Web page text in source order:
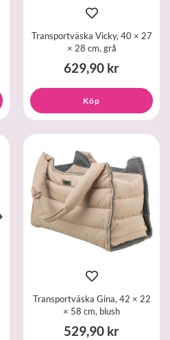
Transportväska Vicky, 40 × 27
× 28 cm, grå
629,90 kr
Köp
Transportväska Gina, 42 × 22
× 58 cm, blush
529,90 kr